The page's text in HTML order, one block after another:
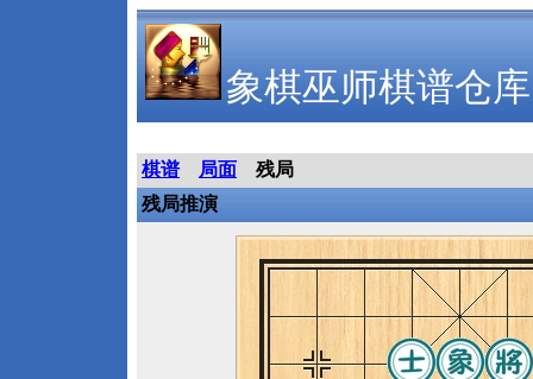
象棋巫师棋谱仓库
棋谱 局面
残局
残局推演